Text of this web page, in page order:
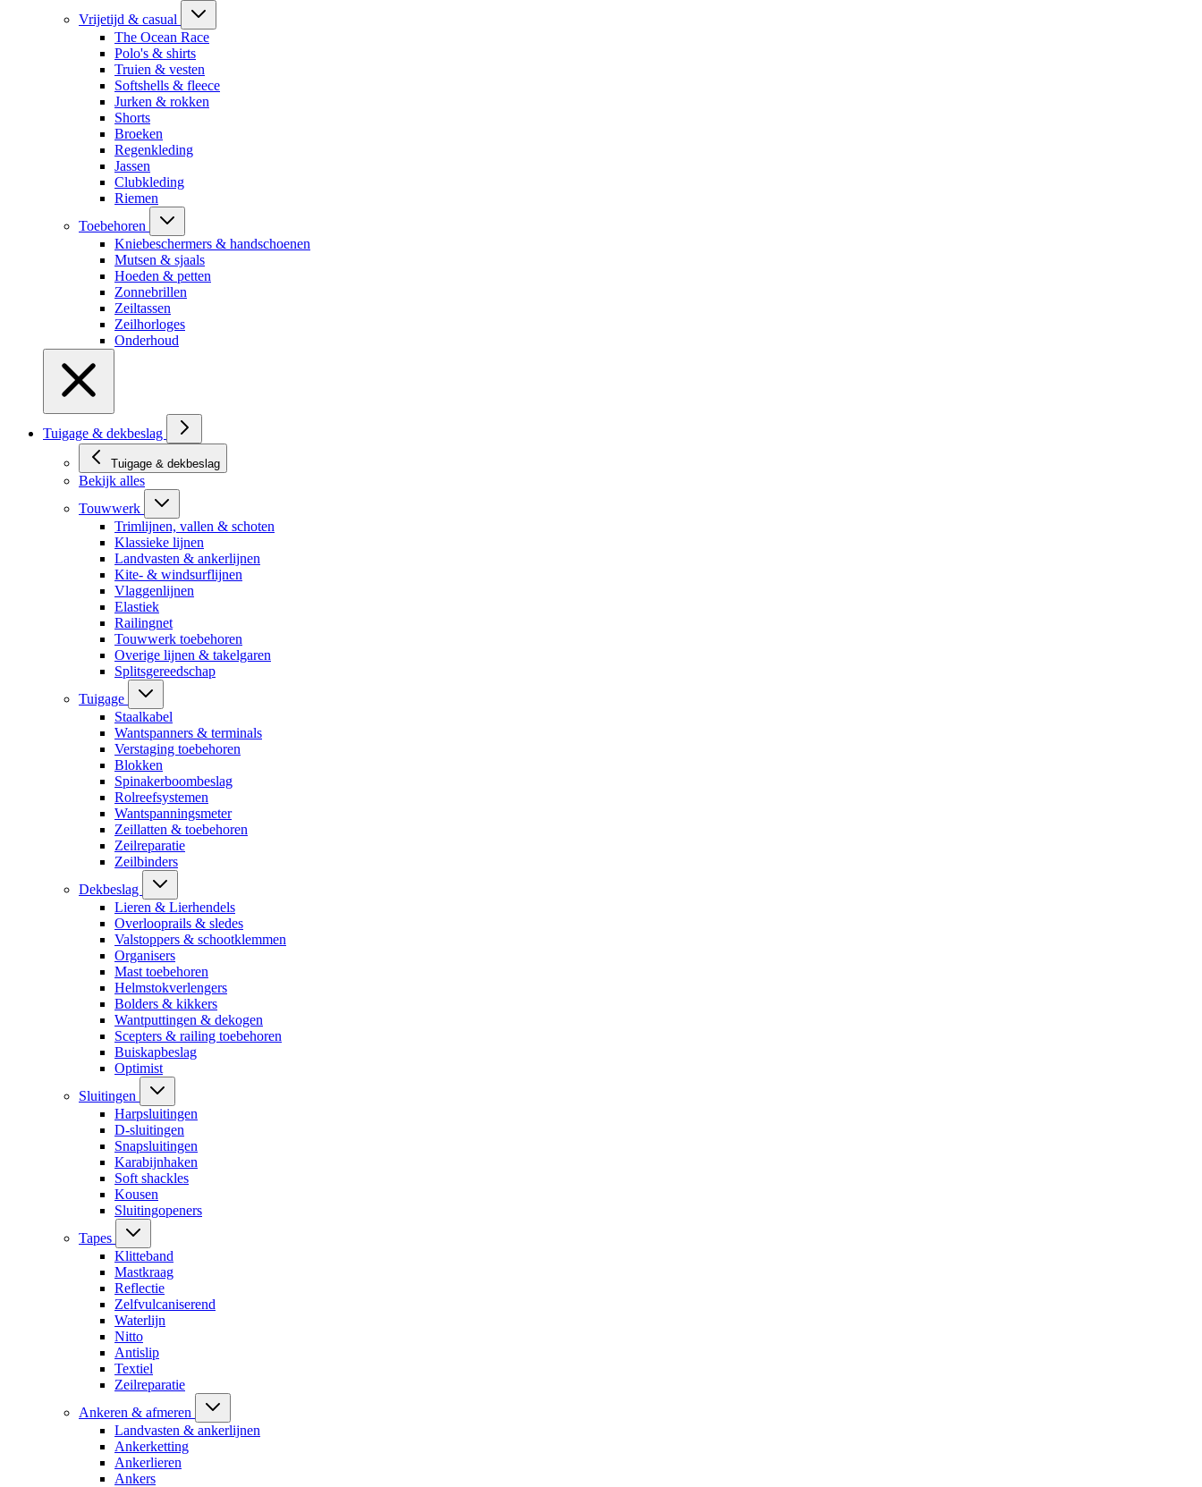
Vrijetijd & casual
The Ocean Race
Polo's & shirts
Truien & vesten
Softshells & fleece
Jurken & rokken
Shorts
Broeken
Regenkleding
Jassen
Clubkleding
Riemen
Toebehoren
Kniebeschermers & handschoenen
Mutsen & sjaals
Hoeden & petten
Zonnebrillen
Zeiltassen
Zeilhorloges
Onderhoud
Tuigage & dekbeslag
Tuigage & dekbeslag
Bekijk alles
Touwwerk
Trimlijnen, vallen & schoten
Klassieke lijnen
Landvasten & ankerlijnen
Kite- & windsurflijnen
Vlaggenlijnen
Elastiek
Railingnet
Touwwerk toebehoren
Overige lijnen & takelgaren
Splitsgereedschap
Tuigage
Staalkabel
Wantspanners & terminals
Verstaging toebehoren
Blokken
Spinakerboombeslag
Rolreefsystemen
Wantspanningsmeter
Zeillatten & toebehoren
Zeilreparatie
Zeilbinders
Dekbeslag
Lieren & Lierhendels
Overlooprails & sledes
Valstoppers & schootklemmen
Organisers
Mast toebehoren
Helmstokverlengers
Bolders & kikkers
Wantputtingen & dekogen
Scepters & railing toebehoren
Buiskapbeslag
Optimist
Sluitingen
Harpsluitingen
D-sluitingen
Snapsluitingen
Karabijnhaken
Soft shackles
Kousen
Sluitingopeners
Tapes
Klitteband
Mastkraag
Reflectie
Zelfvulcaniserend
Waterlijn
Nitto
Antislip
Textiel
Zeilreparatie
Ankeren & afmeren
Landvasten & ankerlijnen
Ankerketting
Ankerlieren
Ankers